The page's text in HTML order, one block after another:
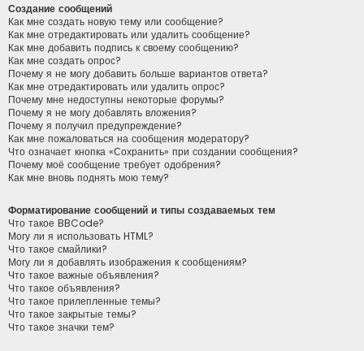
Создание сообщений
Как мне создать новую тему или сообщение?
Как мне отредактировать или удалить сообщение?
Как мне добавить подпись к своему сообщению?
Как мне создать опрос?
Почему я не могу добавить больше вариантов ответа?
Как мне отредактировать или удалить опрос?
Почему мне недоступны некоторые форумы?
Почему я не могу добавлять вложения?
Почему я получил предупреждение?
Как мне пожаловаться на сообщения модератору?
Что означает кнопка «Сохранить» при создании сообщения?
Почему моё сообщение требует одобрения?
Как мне вновь поднять мою тему?
Форматирование сообщений и типы создаваемых тем
Что такое BBCode?
Могу ли я использовать HTML?
Что такое смайлики?
Могу ли я добавлять изображения к сообщениям?
Что такое важные объявления?
Что такое объявления?
Что такое прилепленные темы?
Что такое закрытые темы?
Что такое значки тем?